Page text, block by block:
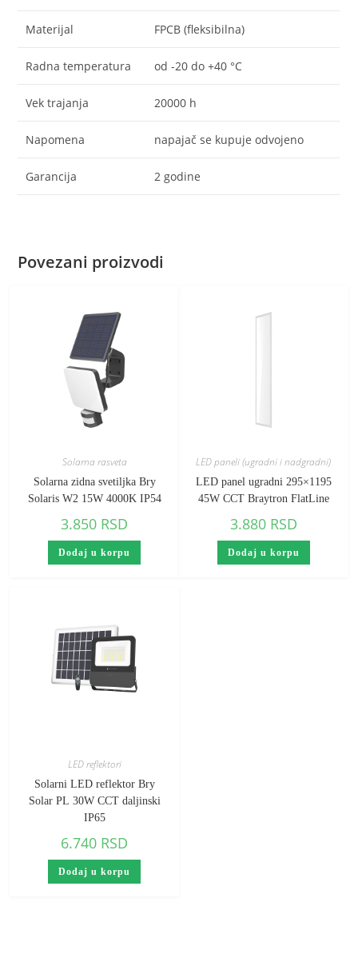
Materijal FPCB (fleksibilna)
Radna temperatura od -20 do +40 °C
Vek trajanja 20000 h
Napomena napajač se kupuje odvojeno
Garancija 2 godine
Povezani proizvodi
Solarna rasveta
Solarna zidna svetiljka Bry
Solaris W2 15W 4000K IP54
3.850 RSD
Dodaj u korpu
LED paneli (ugradni i nadgradni)
LED panel ugradni 295×1195
45W CCT Braytron FlatLine
3.880 RSD
Dodaj u korpu
LED reflektori
Solarni LED reflektor Bry
Solar PL 30W CCT daljinski
IP65
6.740 RSD
Dodaj u korpu